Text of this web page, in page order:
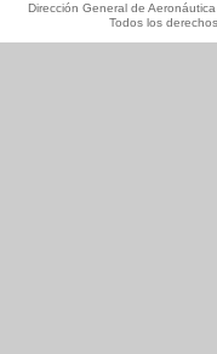
Dirección General de
Todos los